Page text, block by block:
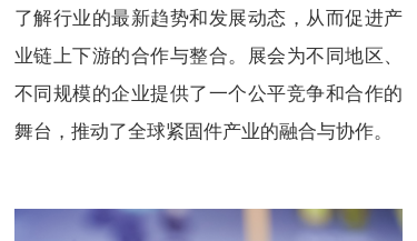
了解行业的最新趋势和发展动态，从而促进产
业链上下游的合作与整合。展会为不同地区、
不同规模的企业提供了一个公平竞争和合作的
舞台，推动了全球紧固件产业的融合与协作。